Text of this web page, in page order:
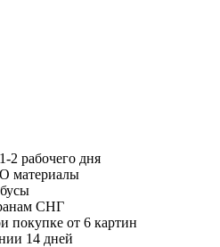
2 рабочего дня
материалы
СНГ
покупке от 6 картин
14 дней